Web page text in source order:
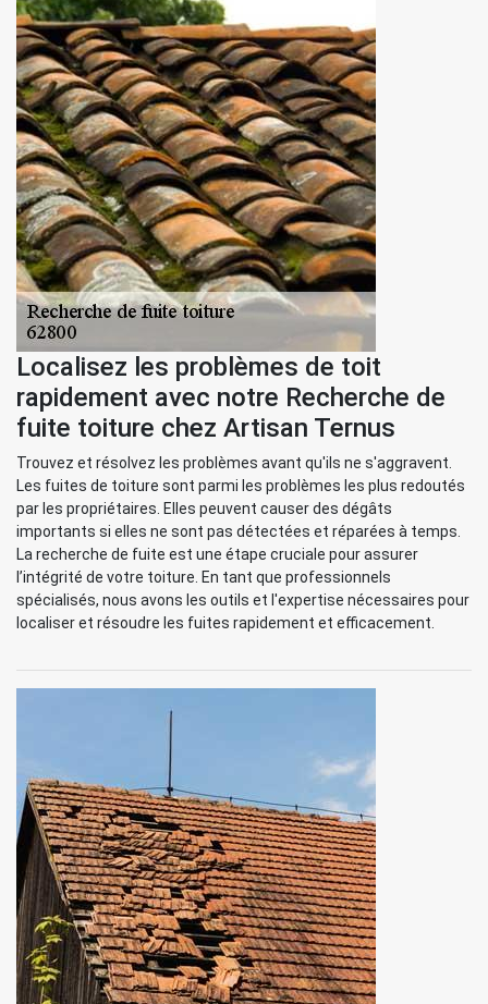
Localisez les problèmes de toit
rapidement avec notre Recherche de
fuite toiture chez Artisan Ternus
Trouvez et résolvez les problèmes avant qu'ils ne s'aggravent.
Les fuites de toiture sont parmi les problèmes les plus redoutés
par les propriétaires. Elles peuvent causer des dégâts
importants si elles ne sont pas détectées et réparées à temps.
La recherche de fuite est une étape cruciale pour assurer
l’intégrité de votre toiture. En tant que professionnels
spécialisés, nous avons les outils et l'expertise nécessaires pour
localiser et résoudre les fuites rapidement et efficacement.